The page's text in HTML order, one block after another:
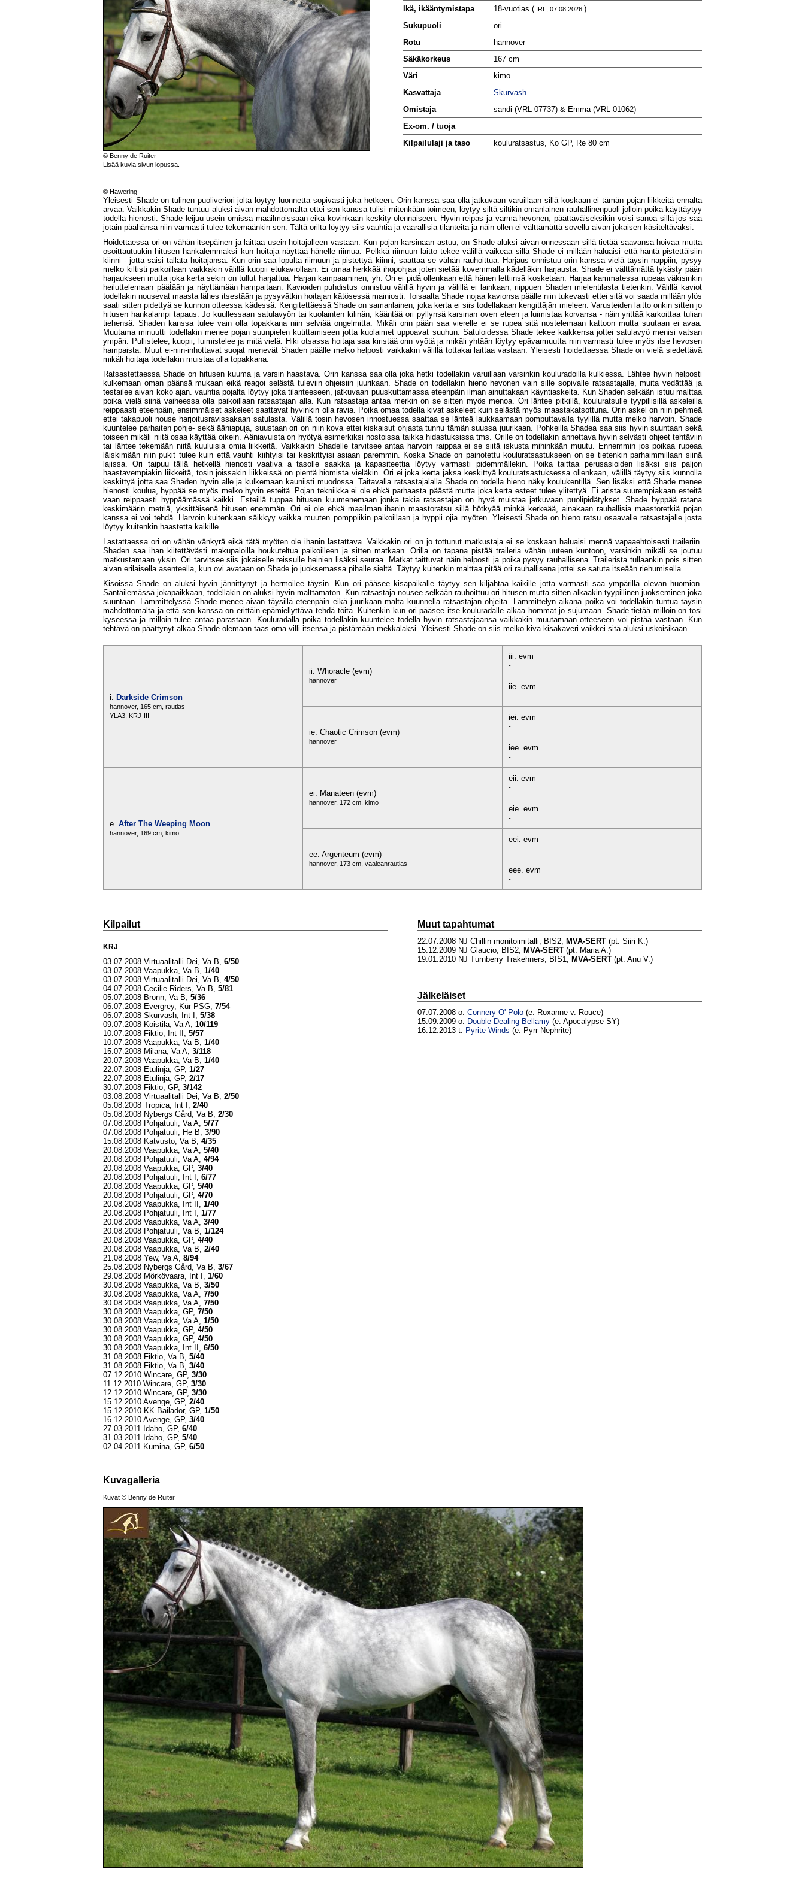
© Benny de Ruiter
Lisää kuvia sivun lopussa.
Ikä, ikääntymistapa 18-vuotias ( IRL, 07.08.2026 )
Sukupuoli
ori
Rotu
hannover
Säkäkorkeus
167 cm
Väri
kimo
Kasvattaja
Skurvash
Omistaja
sandi (VRL-07737) & Emma (VRL-01062)
Ex-om. / tuoja
Kilpailulaji ja taso
kouluratsastus, Ko GP, Re 80 cm
© Hawering
Yleisesti Shade on tulinen puoliveriori jolta löytyy luonnetta sopivasti joka hetkeen. Orin kanssa saa olla jatkuvaan varuillaan sillä koskaan ei tämän pojan liikkeitä ennalta
arvaa. Vaikkakin Shade tuntuu aluksi aivan mahdottomalta ettei sen kanssa tulisi mitenkään toimeen, löytyy siltä siltikin omanlainen rauhallinenpuoli jolloin poika käyttäytyy
todella hienosti. Shade leijuu usein omissa maailmoissaan eikä kovinkaan keskity olennaiseen. Hyvin reipas ja varma hevonen, päättäväiseksikin voisi sanoa sillä jos saa
jotain päähänsä niin varmasti tulee tekemäänkin sen. Tältä orilta löytyy siis vauhtia ja vaarallisia tilanteita ja näin ollen ei välttämättä sovellu aivan jokaisen käsiteltäväksi.
Hoidettaessa ori on vähän itsepäinen ja laittaa usein hoitajalleen vastaan. Kun pojan karsinaan astuu, on Shade aluksi aivan onnessaan sillä tietää saavansa hoivaa mutta
osoittautuukin hitusen hankalemmaksi kun hoitaja näyttää hänelle riimua. Pelkkä riimuun laitto tekee välillä vaikeaa sillä Shade ei millään haluaisi että häntä pistettäisiin
kiinni - jotta saisi tallata hoitajansa. Kun orin saa lopulta riimuun ja pistettyä kiinni, saattaa se vähän rauhoittua. Harjaus onnistuu orin kanssa vielä täysin nappiin, pysyy
melko kiltisti paikoillaan vaikkakin välillä kuopii etukaviollaan. Ei omaa herkkää ihopohjaa joten sietää kovemmalla kädelläkin harjausta. Shade ei välttämättä tykästy pään
harjaukseen mutta joka kerta sekin on tullut harjattua. Harjan kampaaminen, yh. Ori ei pidä ollenkaan että hänen lettiinsä kosketaan. Harjaa kammatessa rupeaa väkisinkin
heiluttelemaan päätään ja näyttämään hampaitaan. Kavioiden puhdistus onnistuu välillä hyvin ja välillä ei lainkaan, riippuen Shaden mielentilasta tietenkin. Välillä kaviot
todellakin nousevat maasta lähes itsestään ja pysyvätkin hoitajan kätösessä mainiosti. Toisaalta Shade nojaa kavionsa päälle niin tukevasti ettei sitä voi saada millään ylös
saati sitten pidettyä se kunnon otteessa kädessä. Kengitettäessä Shade on samanlainen, joka kerta ei siis todellakaan kengittäjän mieleen. Varusteiden laitto onkin sitten jo
hitusen hankalampi tapaus. Jo kuullessaan satulavyön tai kuolainten kilinän, kääntää ori pyllynsä karsinan oven eteen ja luimistaa korvansa - näin yrittää karkoittaa tulian
tiehensä. Shaden kanssa tulee vain olla topakkana niin selviää ongelmitta. Mikäli orin pään saa vierelle ei se rupea sitä nostelemaan kattoon mutta suutaan ei avaa.
Muutama minuutti todellakin menee pojan suunpielen kutittamiseen jotta kuolaimet uppoavat suuhun. Satuloidessa Shade tekee kaikkensa jottei satulavyö menisi vatsan
ympäri. Pullistelee, kuopii, luimistelee ja mitä vielä. Hiki otsassa hoitaja saa kiristää orin vyötä ja mikäli yhtään löytyy epävarmuutta niin varmasti tulee myös itse hevosen
hampaista. Muut ei-niin-inhottavat suojat menevät Shaden päälle melko helposti vaikkakin välillä tottakai laittaa vastaan. Yleisesti hoidettaessa Shade on vielä siedettävä
mikäli hoitaja todellakin muistaa olla topakkana.
Ratsastettaessa Shade on hitusen kuuma ja varsin haastava. Orin kanssa saa olla joka hetki todellakin varuillaan varsinkin kouluradoilla kulkiessa. Lähtee hyvin helposti
kulkemaan oman päänsä mukaan eikä reagoi selästä tuleviin ohjeisiin juurikaan. Shade on todellakin hieno hevonen vain sille sopivalle ratsastajalle, muita vedättää ja
testailee aivan koko ajan. vauhtia pojalta löytyy joka tilanteeseen, jatkuvaan puuskuttamassa eteenpäin ilman ainuttakaan käyntiaskelta. Kun Shaden selkään istuu malttaa
poika vielä siinä vaiheessa olla paikoillaan ratsastajan alla. Kun ratsastaja antaa merkin on se sitten myös menoa. Ori lähtee pitkillä, kouluratsulle tyypillisillä askeleilla
reippaasti eteenpäin, ensimmäiset askeleet saattavat hyvinkin olla ravia. Poika omaa todella kivat askeleet kuin selästä myös maastakatsottuna. Orin askel on niin pehmeä
ettei takapuoli nouse harjoitusravissakaan satulasta. Välillä tosin hevosen innostuessa saattaa se lähteä laukkaamaan pomputtavalla tyylillä mutta melko harvoin. Shade
kuuntelee parhaiten pohje- sekä ääniapuja, suustaan ori on niin kova ettei kiskaisut ohjasta tunnu tämän suussa juurikaan. Pohkeilla Shadea saa siis hyvin suuntaan sekä
toiseen mikäli niitä osaa käyttää oikein. Ääniavuista on hyötyä esimerkiksi nostoissa taikka hidastuksissa tms. Orille on todellakin annettava hyvin selvästi ohjeet tehtäviin
tai lähtee tekemään niitä kuuluisia omia liikkeitä. Vaikkakin Shadelle tarvitsee antaa harvoin raippaa ei se siitä iskusta mihinkään muutu. Ennemmin jos poikaa rupeaa
läiskimään niin pukit tulee kuin että vauhti kiihtyisi tai keskittyisi asiaan paremmin. Koska Shade on painotettu kouluratsastukseen on se tietenkin parhaimmillaan siinä
lajissa. Ori taipuu tällä hetkellä hienosti vaativa a tasolle saakka ja kapasiteettia löytyy varmasti pidemmällekin. Poika taittaa perusasioiden lisäksi siis paljon
haastavempiakin liikkeitä, tosin joissakin liikkeissä on pientä hiomista vieläkin. Ori ei joka kerta jaksa keskittyä kouluratsastuksessa ollenkaan, välillä täytyy siis kunnolla
keskittyä jotta saa Shaden hyvin alle ja kulkemaan kauniisti muodossa. Taitavalla ratsastajalalla Shade on todella hieno näky koulukentillä. Sen lisäksi että Shade menee
hienosti koulua, hyppää se myös melko hyvin esteitä. Pojan tekniikka ei ole ehkä parhaasta päästä mutta joka kerta esteet tulee ylitettyä. Ei arista suurempiakaan esteitä
vaan reippaasti hyppäämässä kaikki. Esteillä tuppaa hitusen kuumenemaan jonka takia ratsastajan on hyvä muistaa jatkuvaan puolipidätykset. Shade hyppää ratana
keskimäärin metriä, yksittäisenä hitusen enemmän. Ori ei ole ehkä maailman ihanin maastoratsu sillä hötkyää minkä kerkeää, ainakaan rauhallisia maastoretkiä pojan
kanssa ei voi tehdä. Harvoin kuitenkaan säikkyy vaikka muuten pomppiikin paikoillaan ja hyppii ojia myöten. Yleisesti Shade on hieno ratsu osaavalle ratsastajalle josta
löytyy kuitenkin haastetta kaikille.
Lastattaessa ori on vähän vänkyrä eikä tätä myöten ole ihanin lastattava. Vaikkakin ori on jo tottunut matkustaja ei se koskaan haluaisi mennä vapaaehtoisesti traileriin.
Shaden saa ihan kiitettävästi makupaloilla houkuteltua paikoilleen ja sitten matkaan. Orilla on tapana pistää traileria vähän uuteen kuntoon, varsinkin mikäli se joutuu
matkustamaan yksin. Ori tarvitsee siis jokaiselle reissulle heinien lisäksi seuraa. Matkat taittuvat näin helposti ja poika pysyy rauhallisena. Trailerista tullaankin pois sitten
aivan erilaisella asenteella, kun ovi avataan on Shade jo juoksemassa pihalle sieltä. Täytyy kuitenkin malttaa pitää ori rauhallisena jottei se satuta itseään riehumisella.
Kisoissa Shade on aluksi hyvin jännittynyt ja hermoilee täysin. Kun ori pääsee kisapaikalle täytyy sen kiljahtaa kaikille jotta varmasti saa ympärillä olevan huomion.
Säntäilemässä jokapaikkaan, todellakin on aluksi hyvin malttamaton. Kun ratsastaja nousee selkään rauhoittuu ori hitusen mutta sitten alkaakin tyypillinen juokseminen joka
suuntaan. Lämmittelyssä Shade menee aivan täysillä eteenpäin eikä juurikaan malta kuunnella ratsastajan ohjeita. Lämmittelyn aikana poika voi todellakin tuntua täysin
mahdottomalta ja että sen kanssa on erittäin epämiellyttävä tehdä töitä. Kuitenkin kun ori pääsee itse kouluradalle alkaa hommat jo sujumaan. Shade tietää milloin on tosi
kyseessä ja milloin tulee antaa parastaan. Kouluradalla poika todellakin kuuntelee todella hyvin ratsastajaansa vaikkakin muutamaan otteeseen voi pistää vastaan. Kun
tehtävä on päättynyt alkaa Shade olemaan taas oma villi itsensä ja pistämään mekkalaksi. Yleisesti Shade on siis melko kiva kisakaveri vaikkei sitä aluksi uskoisikaan.
i. Darkside Crimson
hannover, 165 cm, rautias
YLA3, KRJ-III
ii. Whoracle (evm)
hannover
iii. evm
-
iie. evm
-
ie. Chaotic Crimson (evm)
hannover
iei. evm
-
iee. evm
-
e. After The Weeping Moon
hannover, 169 cm, kimo
ei. Manateen (evm)
hannover, 172 cm, kimo
eii. evm
-
eie. evm
-
ee. Argenteum (evm)
hannover, 173 cm, vaaleanrautias
eei. evm
-
eee. evm
-
Kilpailut
KRJ
03.07.2008 Virtuaalitalli Dei, Va B, 6/50
03.07.2008 Vaapukka, Va B, 1/40
03.07.2008 Virtuaalitalli Dei, Va B, 4/50
04.07.2008 Cecilie Riders, Va B, 5/81
05.07.2008 Bronn, Va B, 5/36
06.07.2008 Evergrey, Kür PSG, 7/54
06.07.2008 Skurvash, Int I, 5/38
09.07.2008 Koistila, Va A, 10/119
10.07.2008 Fiktio, Int II, 5/57
10.07.2008 Vaapukka, Va B, 1/40
15.07.2008 Milana, Va A, 3/118
20.07.2008 Vaapukka, Va B, 1/40
22.07.2008 Etulinja, GP, 1/27
22.07.2008 Etulinja, GP, 2/17
30.07.2008 Fiktio, GP, 3/142
03.08.2008 Virtuaalitalli Dei, Va B, 2/50
05.08.2008 Tropica, Int I, 2/40
05.08.2008 Nybergs Gård, Va B, 2/30
07.08.2008 Pohjatuuli, Va A, 5/77
07.08.2008 Pohjatuuli, He B, 3/90
15.08.2008 Katvusto, Va B, 4/35
20.08.2008 Vaapukka, Va A, 5/40
20.08.2008 Pohjatuuli, Va A, 4/94
20.08.2008 Vaapukka, GP, 3/40
20.08.2008 Pohjatuuli, Int I, 6/77
20.08.2008 Vaapukka, GP, 5/40
20.08.2008 Pohjatuuli, GP, 4/70
20.08.2008 Vaapukka, Int II, 1/40
20.08.2008 Pohjatuuli, Int I, 1/77
20.08.2008 Vaapukka, Va A, 3/40
20.08.2008 Pohjatuuli, Va B, 1/124
20.08.2008 Vaapukka, GP, 4/40
20.08.2008 Vaapukka, Va B, 2/40
21.08.2008 Yew, Va A, 8/94
25.08.2008 Nybergs Gård, Va B, 3/67
29.08.2008 Mörkövaara, Int I, 1/60
30.08.2008 Vaapukka, Va B, 3/50
30.08.2008 Vaapukka, Va A, 7/50
30.08.2008 Vaapukka, Va A, 7/50
30.08.2008 Vaapukka, GP, 7/50
30.08.2008 Vaapukka, Va A, 1/50
30.08.2008 Vaapukka, GP, 4/50
30.08.2008 Vaapukka, GP, 4/50
30.08.2008 Vaapukka, Int II, 6/50
31.08.2008 Fiktio, Va B, 5/40
31.08.2008 Fiktio, Va B, 3/40
07.12.2010 Wincare, GP, 3/30
11.12.2010 Wincare, GP, 3/30
12.12.2010 Wincare, GP, 3/30
15.12.2010 Avenge, GP, 2/40
15.12.2010 KK Bailador, GP, 1/50
16.12.2010 Avenge, GP, 3/40
27.03.2011 Idaho, GP, 6/40
31.03.2011 Idaho, GP, 5/40
02.04.2011 Kumina, GP, 6/50
Muut tapahtumat
22.07.2008 NJ Chillin monitoimitalli, BIS2, MVA-SERT (pt. Siiri K.)
15.12.2009 NJ Glaucio, BIS2, MVA-SERT (pt. Maria A.)
19.01.2010 NJ Turnberry Trakehners, BIS1, MVA-SERT (pt. Anu V.)
Jälkeläiset
07.07.2008 o. Connery O' Polo (e. Roxanne v. Rouce)
15.09.2009 o. Double-Dealing Bellamy (e. Apocalypse SY)
16.12.2013 t. Pyrite Winds (e. Pyrr Nephrite)
Kuvagalleria
Kuvat © Benny de Ruiter